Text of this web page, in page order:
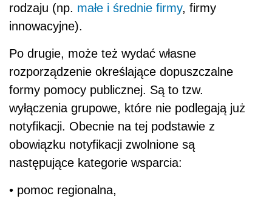
rodzaju (np. małe i średnie firmy, firmy
innowacyjne).
Po drugie, może też wydać własne
rozporządzenie określające dopuszczalne
formy pomocy publicznej. Są to tzw.
wyłączenia grupowe, które nie podlegają już
notyfikacji. Obecnie na tej podstawie z
obowiązku notyfikacji zwolnione są
następujące kategorie wsparcia:
• pomoc regionalna,